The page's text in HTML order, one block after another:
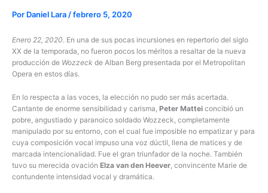
Por Daniel Lara/febrero 5, 2020
Enero 22, 2020. En una de sus pocas incursiones en repertorio del siglo
XX de la temporada, no fueron pocos los méritos a resaltar de la nueva
producción de Wozzeck de Alban Berg presentada por el Metropolitan
Opera en estos días.
En lo respecta a las voces, la elección no pudo ser más acertada.
Cantante de enorme sensibilidad y carisma, Peter Mattei concibió un
pobre, angustiado y paranoico soldado Wozzeck, completamente
manipulado por su entorno, con el cual fue imposible no empatizar y para
cuya composición vocal impuso una voz dúctil, llena de matices y de
marcada intencionalidad. Fue el gran triunfador de la noche. También
tuvo su merecida ovación Elza van den Heever , convincente Marie de
contundente intensidad vocal y dramática.